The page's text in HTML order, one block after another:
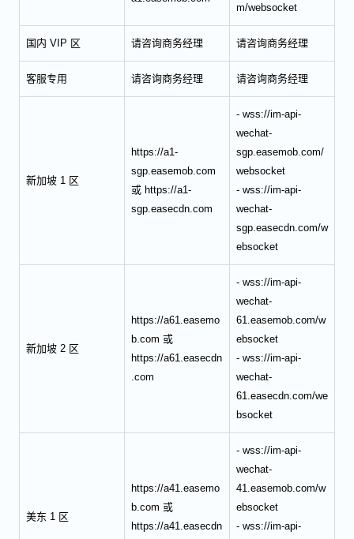
m/websocket
国内 VIP 区 请咨询商务经理 请咨询商务经理
客服专用 请咨询商务经理 请咨询商务经理
新加坡 1 区
https://a1-
sgp.easemob.com
或 https://a1-
sgp.easecdn.com
- wss://im-api-
wechat-
sgp.easemob.com/
websocket
- wss://im-api-
wechat-
sgp.easecdn.com/w
ebsocket
新加坡 2 区
https://a61.easemo
b.com 或
https://a61.easecdn
.com
- wss://im-api-
wechat-
61.easemob.com/w
ebsocket
- wss://im-api-
wechat-
61.easecdn.com/we
bsocket
美东 1 区
https://a41.easemo
b.com 或
https://a41.easecdn
- wss://im-api-
wechat-
41.easemob.com/w
ebsocket
- wss://im-api-